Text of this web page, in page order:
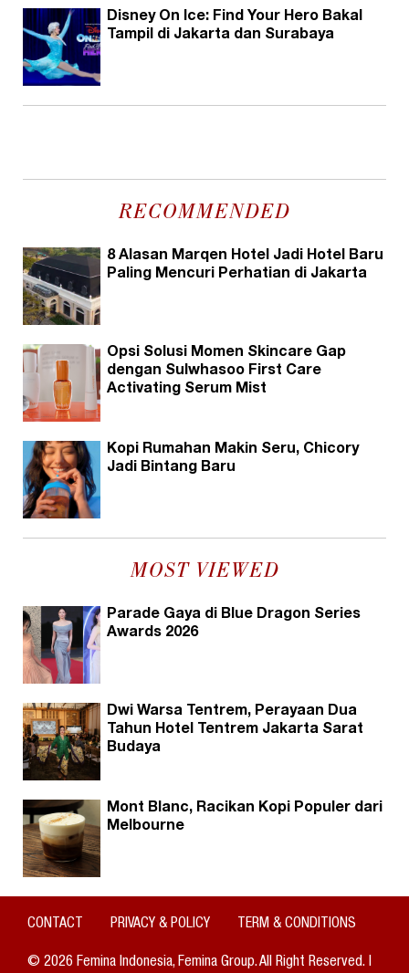
Disney On Ice: Find Your Hero Bakal
Tampil di Jakarta dan Surabaya
RECOMMENDED
8 Alasan Marqen Hotel Jadi Hotel Baru
Paling Mencuri Perhatian di Jakarta
Opsi Solusi Momen Skincare Gap
dengan Sulwhasoo First Care
Activating Serum Mist
Kopi Rumahan Makin Seru, Chicory
Jadi Bintang Baru
MOST VIEWED
Parade Gaya di Blue Dragon Series
Awards 2026
Dwi Warsa Tentrem, Perayaan Dua
Tahun Hotel Tentrem Jakarta Sarat
Budaya
Mont Blanc, Racikan Kopi Populer dari
Melbourne
CONTACT PRIVACY & POLICY TERM & CONDITIONS
© 2026 Femina Indonesia, Femina Group. All Right Reserved. |